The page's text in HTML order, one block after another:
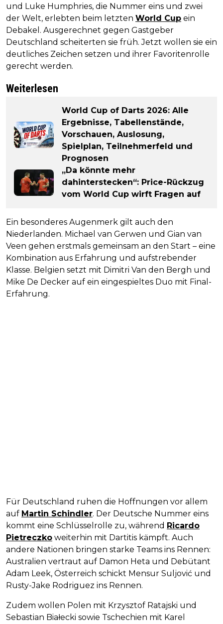
und Luke Humphries, die Nummer eins und zwei
der Welt, erlebten beim letzten World Cup ein
Debakel. Ausgerechnet gegen Gastgeber
Deutschland scheiterten sie früh. Jetzt wollen sie ein
deutliches Zeichen setzen und ihrer Favoritenrolle
gerecht werden.
Weiterlesen
World Cup of Darts 2026: Alle
Ergebnisse, Tabellenstände,
Vorschauen, Auslosung,
Spielplan, Teilnehmerfeld und
Prognosen
„Da könnte mehr
dahinterstecken“: Price-Rückzug
vom World Cup wirft Fragen auf
Ein besonderes Augenmerk gilt auch den
Niederlanden. Michael van Gerwen und Gian van
Veen gehen erstmals gemeinsam an den Start – eine
Kombination aus Erfahrung und aufstrebender
Klasse. Belgien setzt mit Dimitri Van den Bergh und
Mike De Decker auf ein eingespieltes Duo mit Final-
Erfahrung.
Für Deutschland ruhen die Hoffnungen vor allem
auf Martin Schindler. Der Deutsche Nummer eins
kommt eine Schlüsselrolle zu, während Ricardo
Pietreczko weiterhin mit Dartitis kämpft. Auch
andere Nationen bringen starke Teams ins Rennen:
Australien vertraut auf Damon Heta und Debütant
Adam Leek, Österreich schickt Mensur Suljović und
Rusty-Jake Rodriguez ins Rennen.
Zudem wollen Polen mit Krzysztof Ratajski und
Sebastian Białecki sowie Tschechien mit Karel